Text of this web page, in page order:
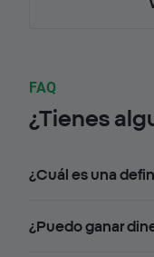
FAQ
¿Tienes
¿Cuál es una
¿Puedo ganar